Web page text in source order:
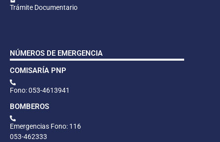
Trámite Documentario
NÚMEROS DE EMERGENCIA
COMISARÍA PNP
Fono: 053-4613941
BOMBEROS
Emergencias Fono: 116
053-462333